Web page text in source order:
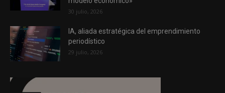
30 julio, 2026
IA, aliada estratégica del emprendimiento
periodístico
29 julio, 2026